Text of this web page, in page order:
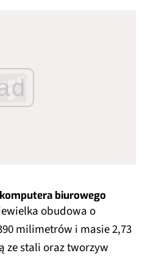
biurowego
obudowa o
milimetrów i masie 2,73
ze stali oraz tworzyw